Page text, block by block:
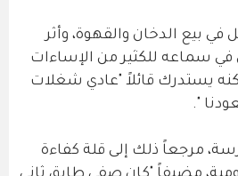
في بيع الدخان والقهوة، وأثر
سماعه للكثير من الإساءات
يستدرك قائلاً "عادي شغلات
".
مرجعاً ذلك إلى قلة كفاءة